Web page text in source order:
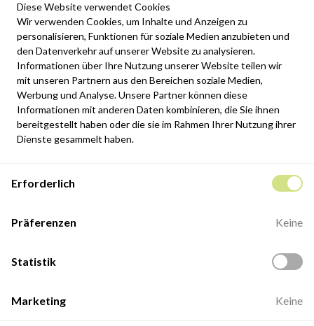
Newsletter
Du kannst den Newsletter jederzeit abbestellen. Weitere Informationen
findest du in unserem Impressum.
Anmelden
Datenschutzrichtlinie
Kontakt
Geöffnet: 8:00–16:00
Diese Website verwendet Cookies
Wir verwenden Cookies, um Inhalte und Anzeigen zu
personalisieren, Funktionen für soziale Medien anzubieten und
den Datenverkehr auf unserer Website zu analysieren.
Informationen über Ihre Nutzung unserer Website teilen wir
mit unseren Partnern aus den Bereichen soziale Medien,
Werbung und Analyse. Unsere Partner können diese
Informationen mit anderen Daten kombinieren, die Sie ihnen
bereitgestellt haben oder die sie im Rahmen Ihrer Nutzung ihrer
Dienste gesammelt haben.
Erforderlich
Präferenzen Keine
Statistik
Marketing Keine